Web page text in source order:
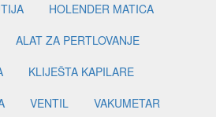
HOLENDER MATICA
ALAT ZA PERTLOVANJE
KLIJEŠTA KAPILARE
VENTIL
VAKUMETAR